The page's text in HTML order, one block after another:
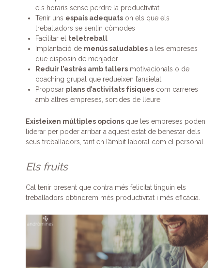
els horaris sense perdre la productivitat
Tenir uns espais adequatson els que els
treballadors se sentin còmodes
Facilitar el teletreball
Implantació de menús saludablesa les empreses
que disposin de menjador
Reduir l’estrès amb tallersmotivacionals o de
coaching grupal que redueixen l’ansietat
Proposar plans d’activitats físiquescom carreres
amb altres empreses, sortides de lleure
Existeixen múltiples opcionsque les empreses poden
liderar per poder arribar a aquest estat de benestar dels
seus treballadors, tant en l’àmbit laboral com el personal.
Els fruits
Cal tenir present que contra més felicitat tinguin els
treballadors obtindrem més productivitat i més eficàcia.